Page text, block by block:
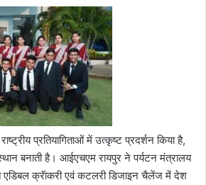
प्रतियागिताओं में उत्कृष्ट प्रदर्शन किया है,
बनाती है। आईएचएम रायपुर ने पर्यटन मंत्रालय
एडिबल क्रॅाकरी एवं कटलरी डिजाइन चैलेंज में देश